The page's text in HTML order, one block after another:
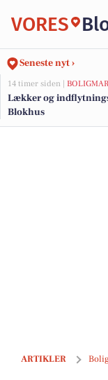
VORES
Seneste nyt ›
14 timer siden |
Lækker og
Blokhus
ARTIKLER
Klitvejen 50 i